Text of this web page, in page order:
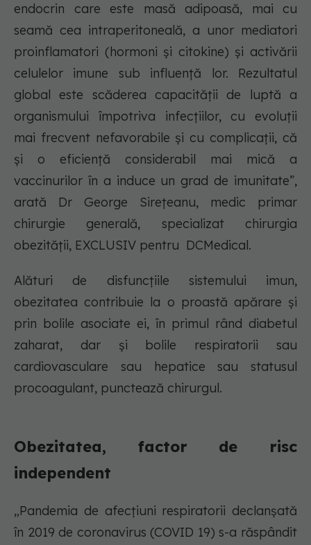
endocrin care este masă adipoasă, mai cu
seamă cea intraperitoneală, a unor mediatori
proinflamatori (hormoni și citokine) și activării
celulelor imune sub influență lor. Rezultatul
global este scăderea capacității de luptă a
organismului împotriva infecțiilor, cu evoluții
mai frecvent nefavorabile și cu complicații, că
și o eficiență considerabil mai mică a
vaccinurilor în a induce un grad de imunitate”,
arată Dr George Sirețeanu, medic primar
chirurgie generală, specializat chirurgia
obezității, EXCLUSIV pentru DCMedical.
Alături de disfuncțiile sistemului imun,
obezitatea contribuie la o proastă apărare și
prin bolile asociate ei, în primul rând diabetul
zaharat, dar și bolile respiratorii sau
cardiovasculare sau hepatice sau statusul
procoagulant, punctează chirurgul.
Obezitatea, factor de risc
independent
„Pandemia de afecțiuni respiratorii declanșată
în 2019 de coronavirus (COVID 19) s-a răspândit